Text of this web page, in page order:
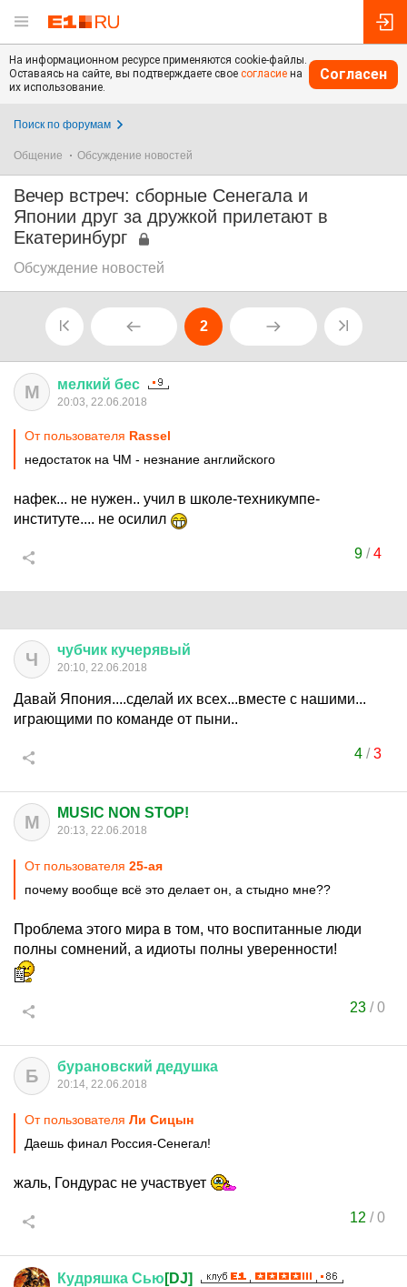
На информационном ресурсе применяются cookie-файлы.
Оставаясь на сайте, вы подтверждаете свое согласие на
их использование.
Согласен
Поиск по форумам
Общение Обсуждение новостей
Вечер встреч: сборные Сенегала и
Японии друг за дружкой прилетают в
Екатеринбург
Обсуждение новостей
2
М мелкий бес
20:03, 22.06.2018
От пользователя Rassel
недостаток на ЧМ - незнание английского
нафек... не нужен.. учил в школе-техникумпе-
институте.... не осилил
9/4
Ч чубчик кучерявый
20:10, 22.06.2018
Давай Япония....сделай их всех...вместе с нашими...
играющими по команде от пыни..
4/3
M MUSIC NON STOP!
20:13, 22.06.2018
От пользователя 25-aя
почему вообще всё это делает он, а стыдно мне??
Проблема этого мира в том, что воспитанные люди
полны сомнений, а идиоты полны уверенности!
23 /0
Б бурановский дедушка
20:14, 22.06.2018
От пользователя Ли Сицын
Даешь финал Россия-Сенегал!
жаль, Гондурас не участвует
12 /0
Кудряшка Сью [DJ]